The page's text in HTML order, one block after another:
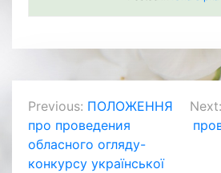
Навігація
записів
Previous: ПОЛОЖЕННЯ
про проведения
обласного огляду-
конкурсу української
Next: